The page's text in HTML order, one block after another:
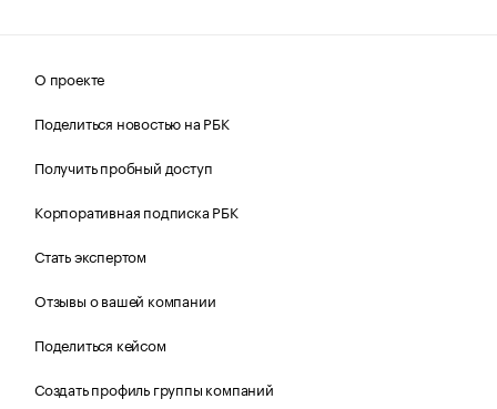
О проекте
Поделиться новостью на РБК
Получить пробный доступ
Корпоративная подписка РБК
Стать экспертом
Отзывы о вашей компании
Поделиться кейсом
Создать профиль группы компаний